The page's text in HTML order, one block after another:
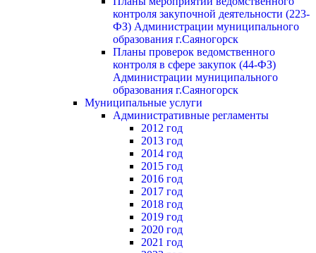
контроля закупочной деятельности (223-
ФЗ) Администрации муниципального
образования г.Саяногорск
Планы проверок ведомственного
контроля в сфере закупок (44-ФЗ)
Администрации муниципального
образования г.Саяногорск
Муниципальные услуги
Административные регламенты
2012 год
2013 год
2014 год
2015 год
2016 год
2017 год
2018 год
2019 год
2020 год
2021 год